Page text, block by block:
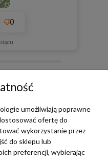
0
umożliwiają poprawne
ofertę do
wykorzystanie przez
do sklepu lub
preferencji, wybierając